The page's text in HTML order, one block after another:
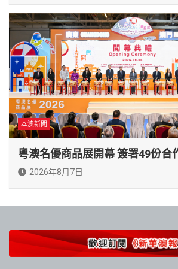
本澳新聞
粵澳名優商品展開幕 簽署49份合
2026年8月7日